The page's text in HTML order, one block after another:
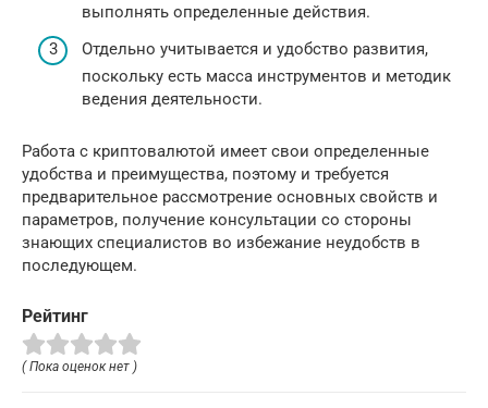
выполнять определенные действия.
Отдельно учитывается и удобство развития,
поскольку есть масса инструментов и методик
ведения деятельности.
Работа с криптовалютой имеет свои определенные
удобства и преимущества, поэтому и требуется
предварительное рассмотрение основных свойств и
параметров, получение консультации со стороны
знающих специалистов во избежание неудобств в
последующем.
Рейтинг
( Пока оценок нет )